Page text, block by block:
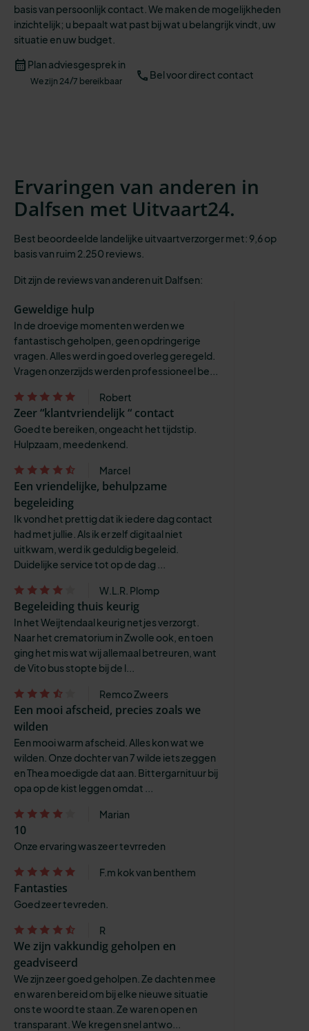
basis van persoonlijk contact. We maken de mogelijkheden
inzichtelijk; u bepaalt wat past bij wat u belangrijk vindt, uw
situatie en uw budget.
Plan adviesgesprek in
We zijn 24/7 bereikbaar Bel voor direct contact
Ervaringen van anderen in
Dalfsen met Uitvaart24.
Best beoordeelde landelijke uitvaartverzorger met: 9,6 op
basis van ruim 2.250 reviews.
Dit zijn de reviews van anderen uit Dalfsen:
Geweldige hulp
In de droevige momenten werden we
fantastisch geholpen, geen opdringerige
vragen. Alles werd in goed overleg geregeld.
Vragen onzerzijds werden professioneel be...
Robert
Zeer “klantvriendelijk “ contact
Goed te bereiken, ongeacht het tijdstip.
Hulpzaam, meedenkend.
Marcel
Een vriendelijke, behulpzame
begeleiding
Ik vond het prettig dat ik iedere dag contact
had met jullie. Als ik er zelf digitaal niet
uitkwam, werd ik geduldig begeleid.
Duidelijke service tot op de dag ...
W.L.R. Plomp
Begeleiding thuis keurig
In het Weijtendaal keurig netjes verzorgt.
Naar het crematorium in Zwolle ook, en toen
ging het mis wat wij allemaal betreuren, want
de Vito bus stopte bij de l...
Remco Zweers
Een mooi afscheid, precies zoals we
wilden
Een mooi warm afscheid. Alles kon wat we
wilden. Onze dochter van 7 wilde iets zeggen
en Thea moedigde dat aan. Bittergarnituur bij
opa op de kist leggen omdat ...
Marian
10
Onze ervaring was zeer tevrreden
F.m kok van benthem
Fantasties
Goed zeer tevreden.
R
We zijn vakkundig geholpen en
geadviseerd
We zijn zeer goed geholpen. Ze dachten mee
en waren bereid om bij elke nieuwe situatie
ons te woord te staan. Ze waren open en
transparant. We kregen snel antwo...